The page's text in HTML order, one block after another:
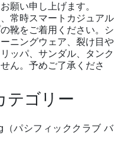
願い申し上げます。
常時スマートカジュアル
靴をご着用ください。シ
ニングウェア、裂け目や
ッパ、サンダル、タンク
ん。予めご了承くださ
テゴリー
パシフィッククラブ バ